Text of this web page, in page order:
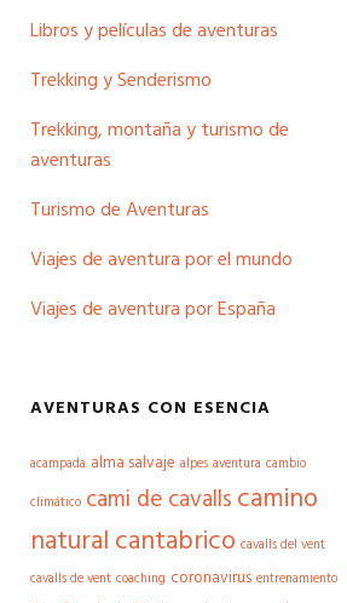
principal
Libros y películas de aventuras
Trekking y Senderismo
Trekking, montaña y turismo de
aventuras
Turismo de Aventuras
Viajes de aventura por el mundo
Viajes de aventura por España
AVENTURAS CON ESENCIA
acampada alma salvaje alpes aventura cambio
climático cami de cavalls camino
natural cantabrico cavalls del vent
cavalls de vent coaching coronavirus entrenamiento